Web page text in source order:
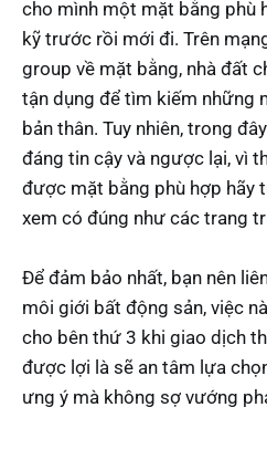
cho mình một mặt bằng phù
kỹ trước rồi mới đi. Trên
group về mặt bằng, nhà đất
tận dụng để tìm kiếm những
bản thân. Tuy nhiên, trong
đáng tin cậy và ngược lại, vì
được mặt bằng phù hợp hãy
xem có đúng như các trang
Để đảm bảo nhất, bạn nên
môi giới bất động sản, việc
cho bên thứ 3 khi giao dịch
được lợi là sẽ an tâm lựa
ưng ý mà không sợ vướng